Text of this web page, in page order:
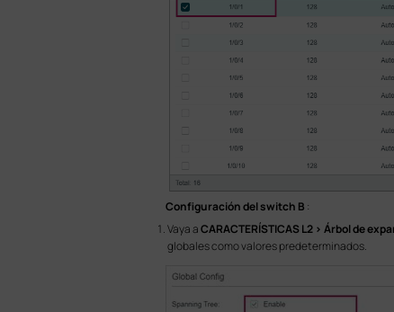
Configuración del switch B :
Vaya aCARACTERÍSTICAS L2 > Árbol de
globales como valores predeterminados.